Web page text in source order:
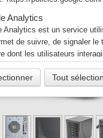
Analytics
Analytics est un service
de suivre, de signaler le
dont les utilisateurs
services.
Ad
publicitaire. En l'activant,
confidentialité de Google:
Tout